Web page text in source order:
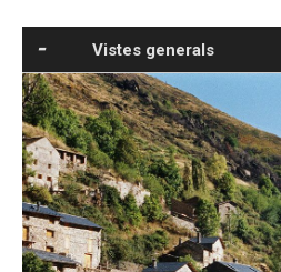
Vistes generals